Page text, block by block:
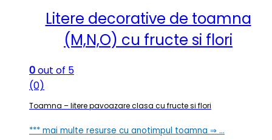
Litere decorative de toamna
(M,N,O) cu fructe si flori
0out of 5
(0)
Toamna – litere pavoazare clasa cu fructe si flori
*** mai multe resurse cu anotimpul toamna ⇒ …